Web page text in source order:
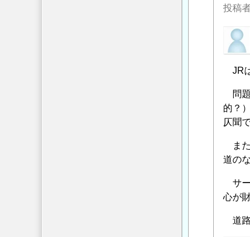
投稿
匿
名
に
よ
社
長
限
JR
問題
的？
仄聞
また
道の
サー
心が
道路